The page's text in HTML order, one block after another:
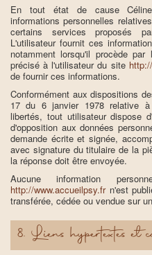
En tout état de cause
informations personnelles
certains services proposés
L'utilisateur fournit ces
notamment lorsqu'il procède
précisé à l'utilisateur du site
de fournir ces informations.
Conformément aux dispositions
17 du 6 janvier 1978 relative
libertés, tout utilisateur dispose
d'opposition aux données
demande écrite et signée,
avec signature du titulaire de la
la réponse doit être envoyée.
Aucune information
http://www.accueilpsy.frn'est
transférée, cédée ou vendue sur
8. Liens hypertextes et